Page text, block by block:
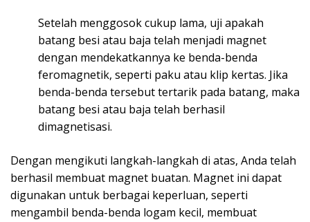
Setelah menggosok cukup lama, uji apakah
batang besi atau baja telah menjadi magnet
dengan mendekatkannya ke benda-benda
feromagnetik, seperti paku atau klip kertas. Jika
benda-benda tersebut tertarik pada batang, maka
batang besi atau baja telah berhasil
dimagnetisasi.
Dengan mengikuti langkah-langkah di atas, Anda telah
berhasil membuat magnet buatan. Magnet ini dapat
digunakan untuk berbagai keperluan, seperti
mengambil benda-benda logam kecil, membuat